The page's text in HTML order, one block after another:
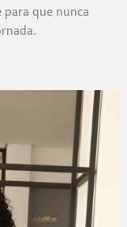
que nunca